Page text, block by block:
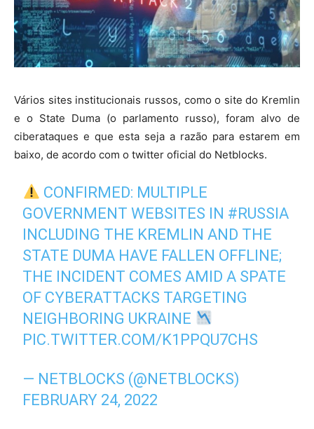
Vários sites institucionais russos, como o site do Kremlin
e o State Duma (o parlamento russo), foram alvo de
ciberataques e que esta seja a razão para estarem em
baixo, de acordo com o twitter oficial do Netblocks.
CONFIRMED: MULTIPLE
GOVERNMENT WEBSITES IN #RUSSIA
INCLUDING THE KREMLIN AND THE
STATE DUMA HAVE FALLEN OFFLINE;
THE INCIDENT COMES AMID A SPATE
OF CYBERATTACKS TARGETING
NEIGHBORING UKRAINE
PIC.TWITTER.COM/K1PPQU7CHS
— NETBLOCKS (@NETBLOCKS)
FEBRUARY 24, 2022